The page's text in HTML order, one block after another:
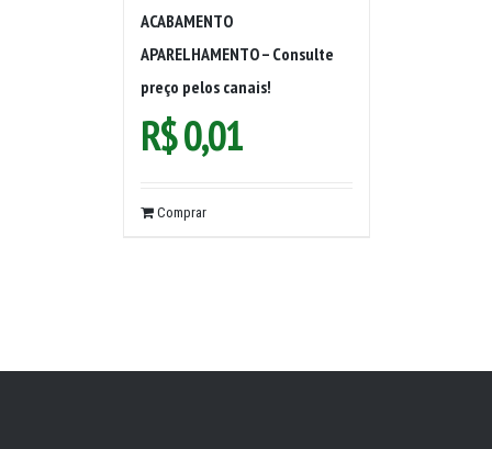
ACABAMENTO
APARELHAMENTO – Consulte
preço pelos canais!
R$0,01
Comprar